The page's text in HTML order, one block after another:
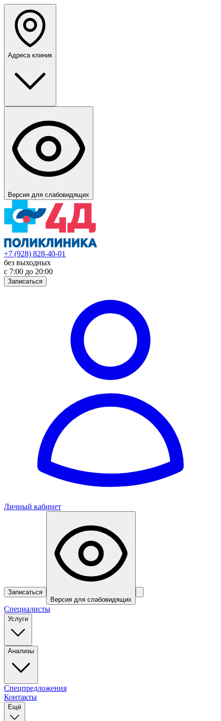
Адреса клиник
Версия для слабовидящих
+7 (928) 828-40-01
без выходных
с 7:00 до 20:00
Записаться
Личный кабинет
Записаться
Версия для слабовидящих
Специалисты
Услуги
Анализы
Спецпредложения
Контакты
Ещё